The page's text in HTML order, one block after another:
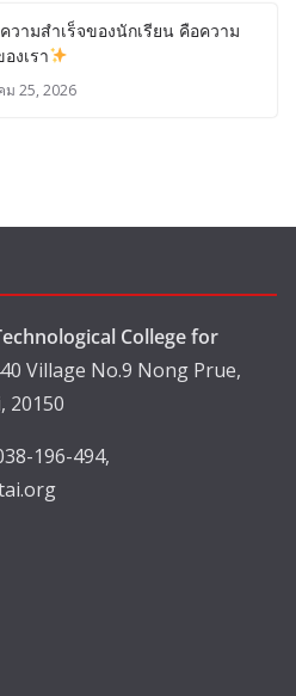
วามสำเร็จของนักเรียน คือความ
งเรา
25, 2026
College for
Village No.9 Nong Prue,
20150
196-494,